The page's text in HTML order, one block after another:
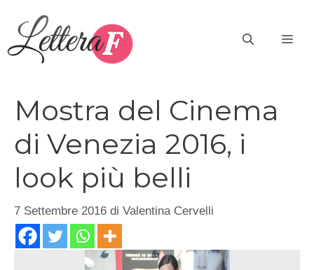
contenuto
Mostra del Cinema
di Venezia 2016, i
look più belli
7 Settembre 2016 di Valentina Cervelli